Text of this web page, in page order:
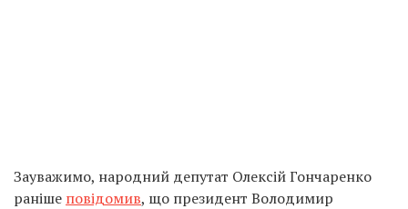
Зауважимо, народний депутат Олексій Гончаренко
раніше повідомив, що президент Володимир